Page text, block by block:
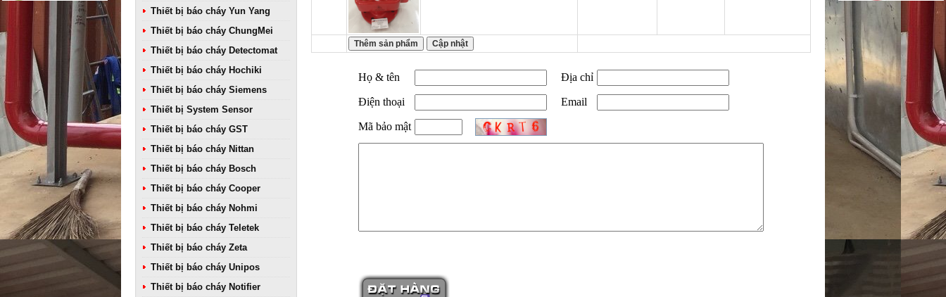
Thiết bị báo cháy Yun Yang
Thiết bị báo cháy ChungMei
Thiết bị báo cháy Detectomat
Thiết bị báo cháy Hochiki
Thiết bị báo cháy Siemens
Thiết bị System Sensor
Thiết bị báo cháy GST
Thiết bị báo cháy Nittan
Thiết bị báo cháy Bosch
Thiết bị báo cháy Cooper
Thiết bị báo cháy Nohmi
Thiết bị báo cháy Teletek
Thiết bị báo cháy Zeta
Thiết bị báo cháy Unipos
Thiết bị báo cháy Notifier
Họ & tên Địa chỉ
Điện thoại Email
Mã bảo mật